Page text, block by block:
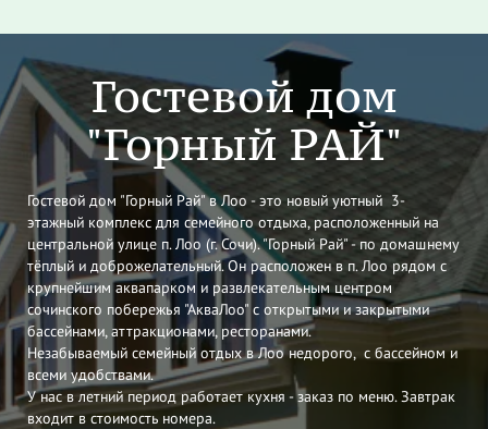
Гостевой дом
"Горный РАЙ"
Гостевой дом "Горный Рай" в Лоо - это новый уютный 3-
этажный комплекс для семейного отдыха, расположенный на
центральной улице п. Лоо (г. Сочи). "Горный Рай" - по домашнему
тёплый и доброжелательный. Он расположен в п. Лоо рядом с
крупнейшим аквапарком и развлекательным центром
сочинского побережья "АкваЛоо" с открытыми и закрытыми
бассейнами, аттракционами, ресторанами.
Незабываемый семейный отдых в Лоо недорого, с бассейном и
всеми удобствами.
У нас в летний период работает кухня - заказ по меню. Завтрак
входит в стоимость номера.